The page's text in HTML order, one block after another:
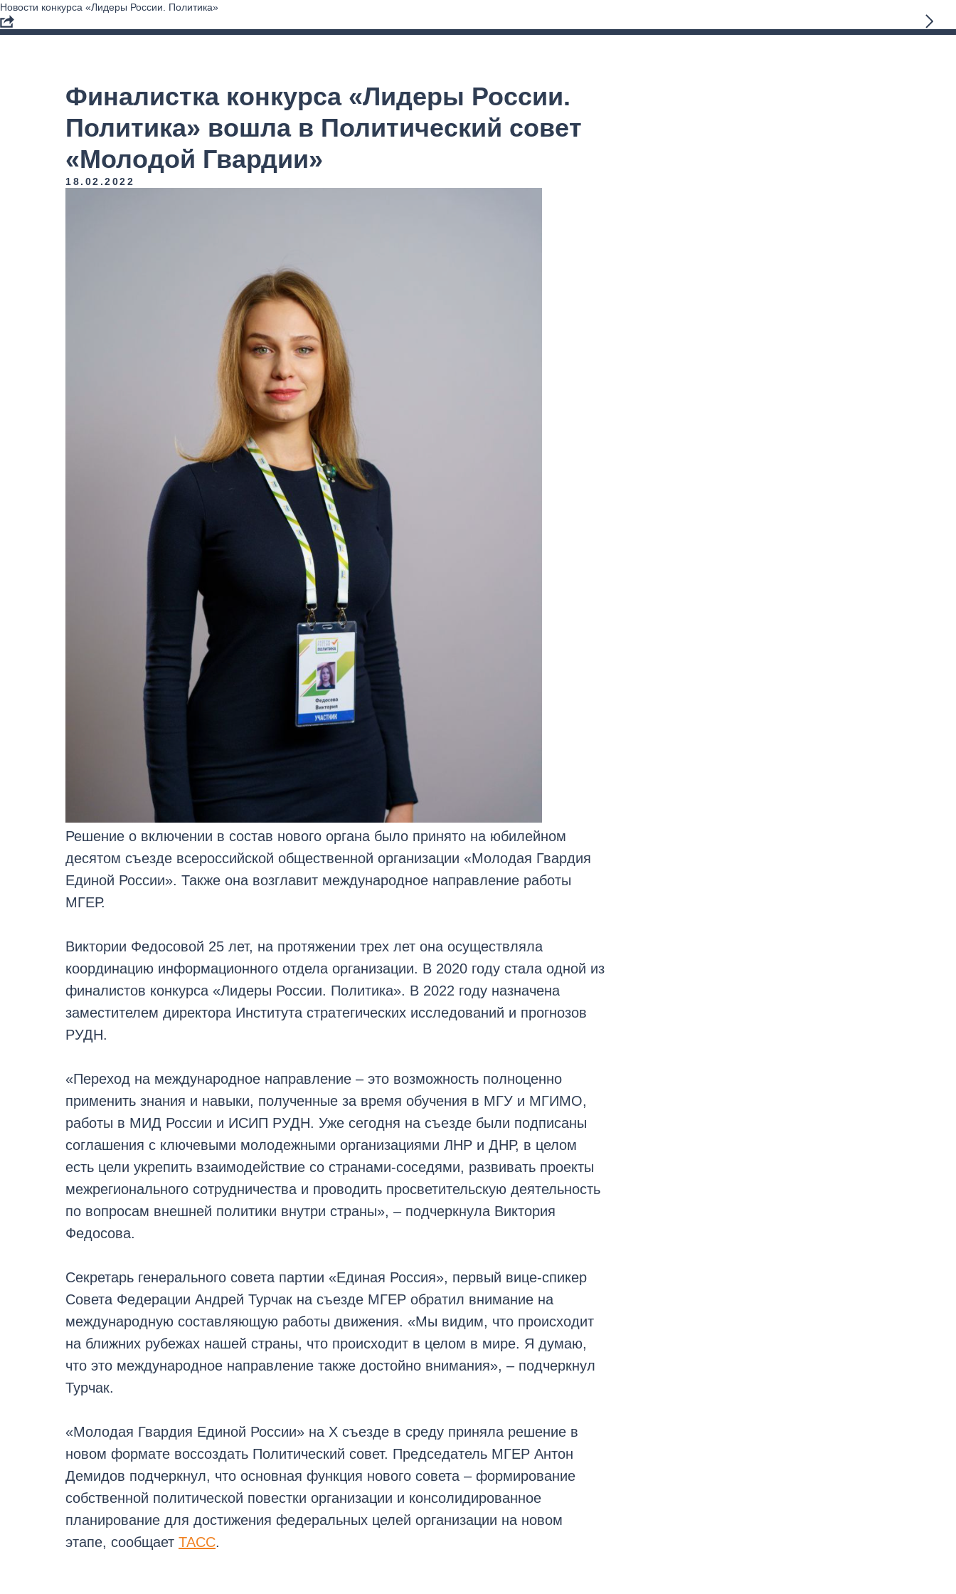
Новости конкурса «Лидеры России. Политика»
Финалистка конкурса «Лидеры России.
Политика» вошла в Политический совет
«Молодой Гвардии»
18.02.2022
Решение о включении в состав нового органа было принято на юбилейном
десятом съезде всероссийской общественной организации «Молодая Гвардия
Единой России». Также она возглавит международное направление работы
МГЕР.
Виктории Федосовой 25 лет, на протяжении трех лет она осуществляла
координацию информационного отдела организации. В 2020 году стала одной из
финалистов конкурса «Лидеры России. Политика». В 2022 году назначена
заместителем директора Института стратегических исследований и прогнозов
РУДН.
«Переход на международное направление – это возможность полноценно
применить знания и навыки, полученные за время обучения в МГУ и МГИМО,
работы в МИД России и ИСИП РУДН. Уже сегодня на съезде были подписаны
соглашения с ключевыми молодежными организациями ЛНР и ДНР, в целом
есть цели укрепить взаимодействие со странами-соседями, развивать проекты
межрегионального сотрудничества и проводить просветительскую деятельность
по вопросам внешней политики внутри страны», – подчеркнула Виктория
Федосова.
Секретарь генерального совета партии «Единая Россия», первый вице-спикер
Совета Федерации Андрей Турчак на съезде МГЕР обратил внимание на
международную составляющую работы движения. «Мы видим, что происходит
на ближних рубежах нашей страны, что происходит в целом в мире. Я думаю,
что это международное направление также достойно внимания», – подчеркнул
Турчак.
«Молодая Гвардия Единой России» на X съезде в среду приняла решение в
новом формате воссоздать Политический совет. Председатель МГЕР Антон
Демидов подчеркнул, что основная функция нового совета – формирование
собственной политической повестки организации и консолидированное
планирование для достижения федеральных целей организации на новом
этапе, сообщает ТАСС.